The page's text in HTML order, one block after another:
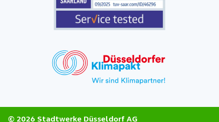
© 2026 Stadtwerke Düsseldorf AG